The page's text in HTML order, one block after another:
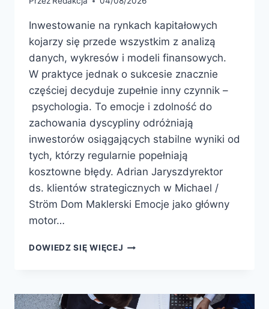
Inwestowanie na rynkach kapitałowych
kojarzy się przede wszystkim z analizą
danych, wykresów i modeli finansowych.
W praktyce jednak o sukcesie znacznie
częściej decyduje zupełnie inny czynnik –
psychologia. To emocje i zdolność do
zachowania dyscypliny odróżniają
inwestorów osiągających stabilne wyniki od
tych, którzy regularnie popełniają
kosztowne błędy. Adrian Jaryszdyrektor
ds. klientów strategicznych w Michael /
Ström Dom Maklerski Emocje jako główny
motor…
DOWIEDZ SIĘ WIĘCEJ